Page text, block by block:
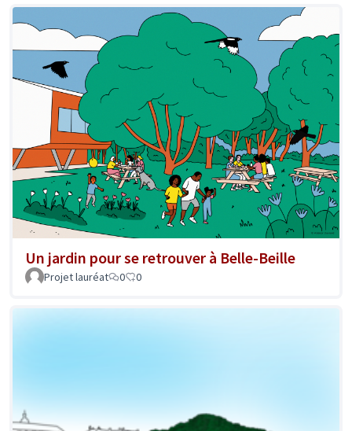
Un jardin pour se retrouver à Belle-Beille
Projet lauréat 0 0